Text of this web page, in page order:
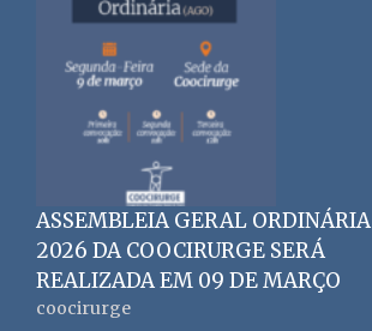
ASSEMBLEIA GERAL ORDINÁRIA
2026 DA COOCIRURGE SERÁ
REALIZADA EM 09 DE MARÇO
coocirurge